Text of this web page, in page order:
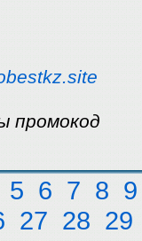
промокод
5 6 7 8 9
27 28 29